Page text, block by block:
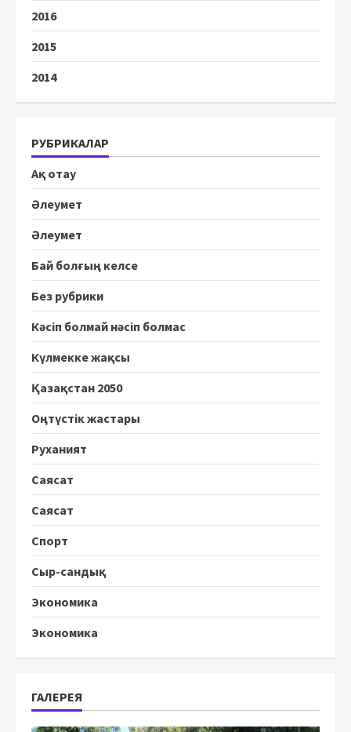
2016
2015
2014
РУБРИКАЛАР
Ақ отау
Әлеумет
Әлеумет
Бай болғың келсе
Без рубрики
Кәсіп болмай нәсіп болмас
Күлмекке жақсы
Қазақстан 2050
Оңтүстік жастары
Руханият
Саясат
Саясат
Спорт
Сыр-сандық
Экономика
Экономика
ГАЛЕРЕЯ